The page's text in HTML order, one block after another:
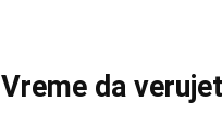
Vreme da